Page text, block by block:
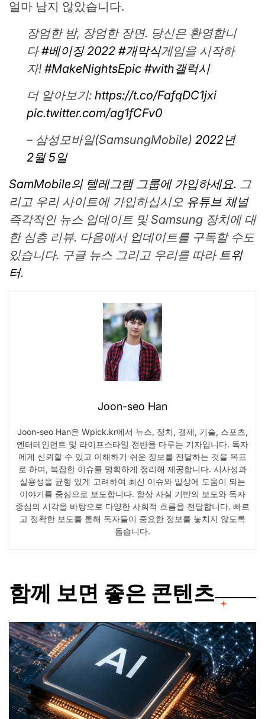
얼마 남지 않았습니다.
장엄한 밤, 장엄한 장면. 당신은 환영합니
다#베이징 2022 #개막식게임을 시작하
자! #MakeNightsEpic #with갤럭시
더 알아보기: https://t.co/FafqDC1jxi
pic.twitter.com/ag1fCFv0
– 삼성모바일(SamsungMobile) 2022년
2월 5일
SamMobile의 텔레그램 그룹에 가입하세요. 그
리고 우리 사이트에 가입하십시오 유튜브 채널
즉각적인 뉴스 업데이트 및 Samsung 장치에 대
한 심층 리뷰. 다음에서 업데이트를 구독할 수도
있습니다. 구글 뉴스 그리고 우리를 따라트위
터.
Joon-seo Han
Joon-seo Han은 Wpick.kr에서 뉴스, 정치, 경제, 기술, 스포츠,
엔터테인먼트 및 라이프스타일 전반을 다루는 기자입니다. 독자
에게 신뢰할 수 있고 이해하기 쉬운 정보를 전달하는 것을 목표
로 하며, 복잡한 이슈를 명확하게 정리해 제공합니다. 시사성과
실용성을 균형 있게 고려하여 최신 이슈와 일상에 도움이 되는
이야기를 중심으로 보도합니다. 항상 사실 기반의 보도와 독자
중심의 시각을 바탕으로 다양한 사회적 흐름을 전달합니다. 빠르
고 정확한 보도를 통해 독자들이 중요한 정보를 놓치지 않도록
돕습니다.
함께 보면 좋은 콘텐츠